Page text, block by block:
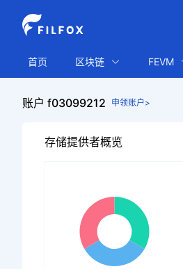
首页 区块链 FEVM
账户 f03099212 申领账户>
存储提供者概览